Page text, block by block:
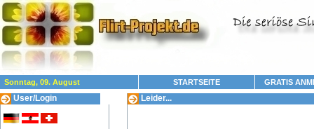
Sonntag, 09. August STARTSEITE GRATIS
User/Login Leider...